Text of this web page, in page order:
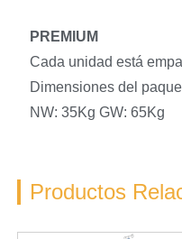
PREMIUM
Cada unidad está
Dimensiones del
NW: 35Kg GW: 65Kg
Productos